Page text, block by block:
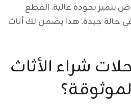
يتميز بجودة عالية. القطع
حالة جيدة. هذا يضمن لك أثاث
شراء الأثاث